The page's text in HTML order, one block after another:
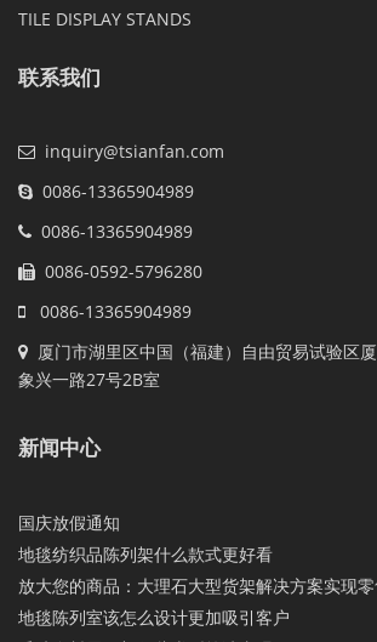
TILE DISPLAY STANDS
联系我们
inquiry@tsianfan.com
0086-13365904989
0086-13365904989
0086-0592-5796280
0086-13365904989
厦门市湖里区中国（福建）自由贸易试验区厦
象兴一路27号2B室
新闻中心
国庆放假通知
地毯纺织品陈列架什么款式更好看
放大您的商品：大理石大型货架解决方案实现
地毯陈列室该怎么设计更加吸引客户